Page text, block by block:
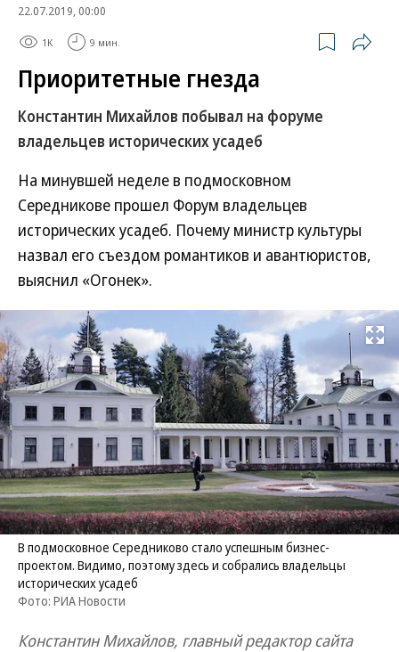
22.07.2019, 00:00
1K 9 мин.
Приоритетные гнезда
Константин Михайлов побывал на форуме
владельцев исторических усадеб
На минувшей неделе в подмосковном
Середникове прошел Форум владельцев
исторических усадеб. Почему министр культуры
назвал его съездом романтиков и авантюристов,
выяснил «Огонек».
Развернуть
В подмосковное Середниково стало успешным бизнес-
проектом. Видимо, поэтому здесь и собрались владельцы
исторических усадеб
Фото: РИА Новости
Константин Михайлов, главный редактор сайта